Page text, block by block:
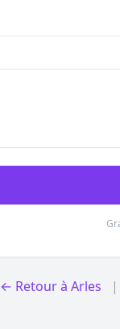
← Retour à Arles |